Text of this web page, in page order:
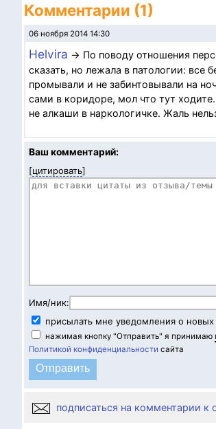
Комментарии (1)
06 ноября 2014 14:30
Helvira → По поводу отношения
сказать, но лежала в патологии: все
промывали и не забинтовывали на
сами в коридоре, мол что тут
не алкаши в наркологичке. Жаль
Ваш комментарий:
[цитировать]
Имя/ник:
присылать мне уведомления о
нажимая кнопку "Отправить" я принимаю
Политикой конфиденциальности сайта
подписаться на комментарии к